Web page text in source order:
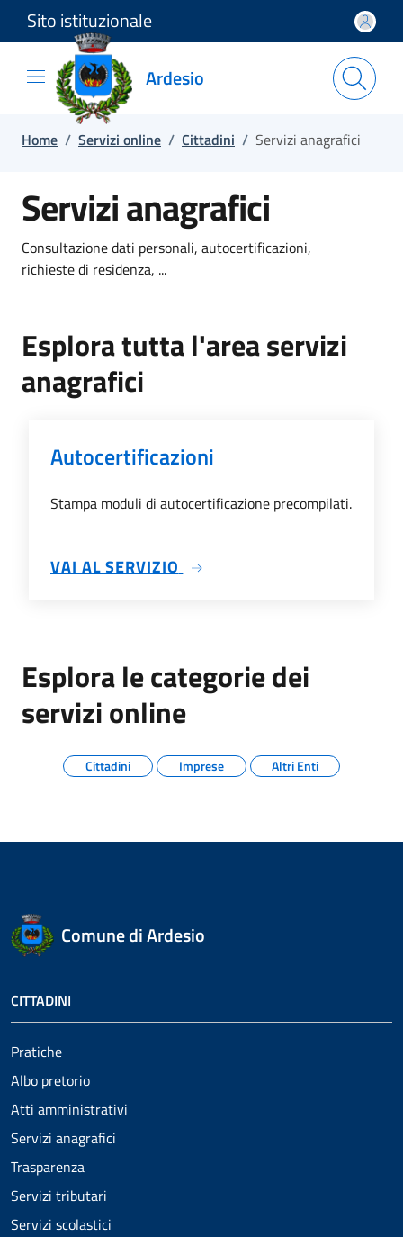
Salta e vai al contenuto
Salta e vai al footer
Sito istituzionale
Ardesio
Home / Servizi online / Cittadini / Servizi anagrafici
Servizi anagrafici
Consultazione dati personali, autocertificazioni,
richieste di residenza, ...
Esplora tutta l'area servizi
anagrafici
Autocertificazioni
Stampa moduli di autocertificazione precompilati.
VAI AL SERVIZIO SU AUTOCERTIFICAZIONI
Esplora le categorie dei
servizi online
Cittadini Imprese Altri Enti
Comune di Ardesio
CITTADINI
Pratiche
Albo pretorio
Atti amministrativi
Servizi anagrafici
Trasparenza
Servizi tributari
Servizi scolastici